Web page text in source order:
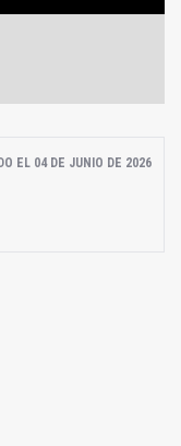
EL 04 DE JUNIO DE 2026